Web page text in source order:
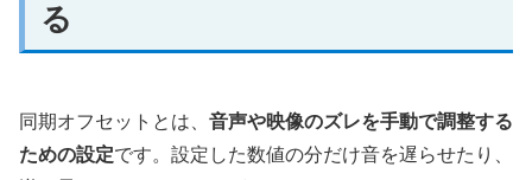
る
同期オフセットとは、 音声や映像のズレを手動で調整する
ための設定です。設定した数値の分だけ音を遅らせたり、